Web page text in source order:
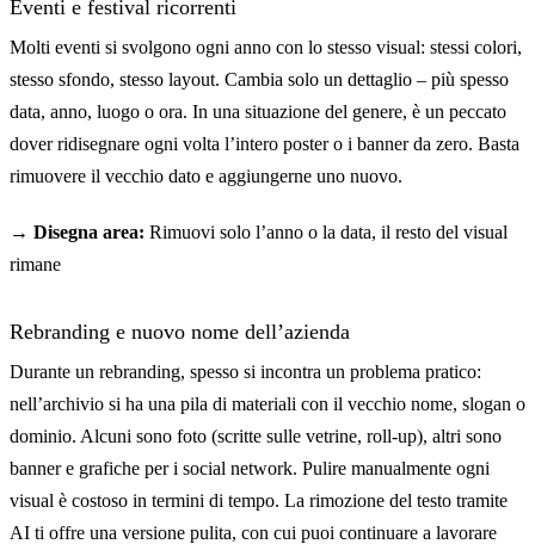
Eventi e festival ricorrenti
Molti eventi si svolgono ogni anno con lo stesso visual: stessi colori,
stesso sfondo, stesso layout. Cambia solo un dettaglio – più spesso
data, anno, luogo o ora. In una situazione del genere, è un peccato
dover ridisegnare ogni volta l’intero poster o i banner da zero. Basta
rimuovere il vecchio dato e aggiungerne uno nuovo.
→ Disegna area: Rimuovi solo l’anno o la data, il resto del visual
rimane
Rebranding e nuovo nome dell’azienda
Durante un rebranding, spesso si incontra un problema pratico:
nell’archivio si ha una pila di materiali con il vecchio nome, slogan o
dominio. Alcuni sono foto (scritte sulle vetrine, roll-up), altri sono
banner e grafiche per i social network. Pulire manualmente ogni
visual è costoso in termini di tempo. La rimozione del testo tramite
AI ti offre una versione pulita, con cui puoi continuare a lavorare